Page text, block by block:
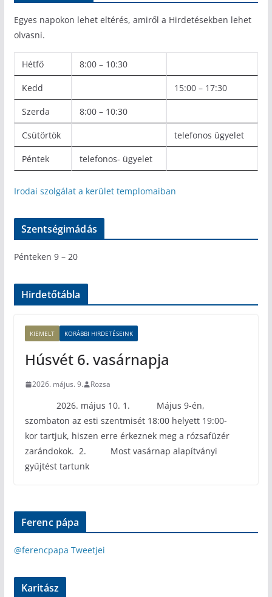
Egyes napokon lehet eltérés, amiről a Hirdetésekben lehet
olvasni.
Hétfő 8:00 – 10:30
Kedd 15:00 – 17:30
Szerda 8:00 – 10:30
Csütörtök telefonos ügyelet
Péntek telefonos- ügyelet
Irodai szolgálat a kerület templomaiban
Szentségimádás
Pénteken 9 – 20
Hirdetőtábla
KIEMELT KORÁBBI HIRDETÉSEINK
Húsvét 6. vasárnapja
2026. május. 9. Rozsa
2026. május 10. 1. Május 9-én,
szombaton az esti szentmisét 18:00 helyett 19:00-
kor tartjuk, hiszen erre érkeznek meg a rózsafüzér
zarándokok. 2. Most vasárnap alapítványi
gyűjtést tartunk
Ferenc pápa
@ferencpapa Tweetjei
Karitász